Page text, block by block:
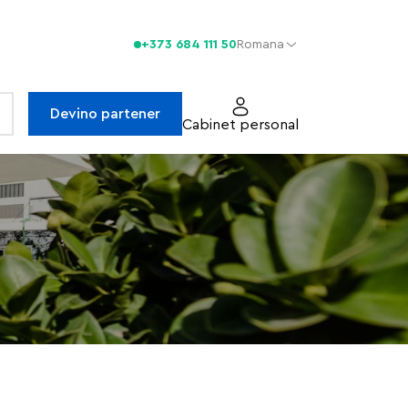
+373 684 111 50Romana
Devino partener
Cabinet personal